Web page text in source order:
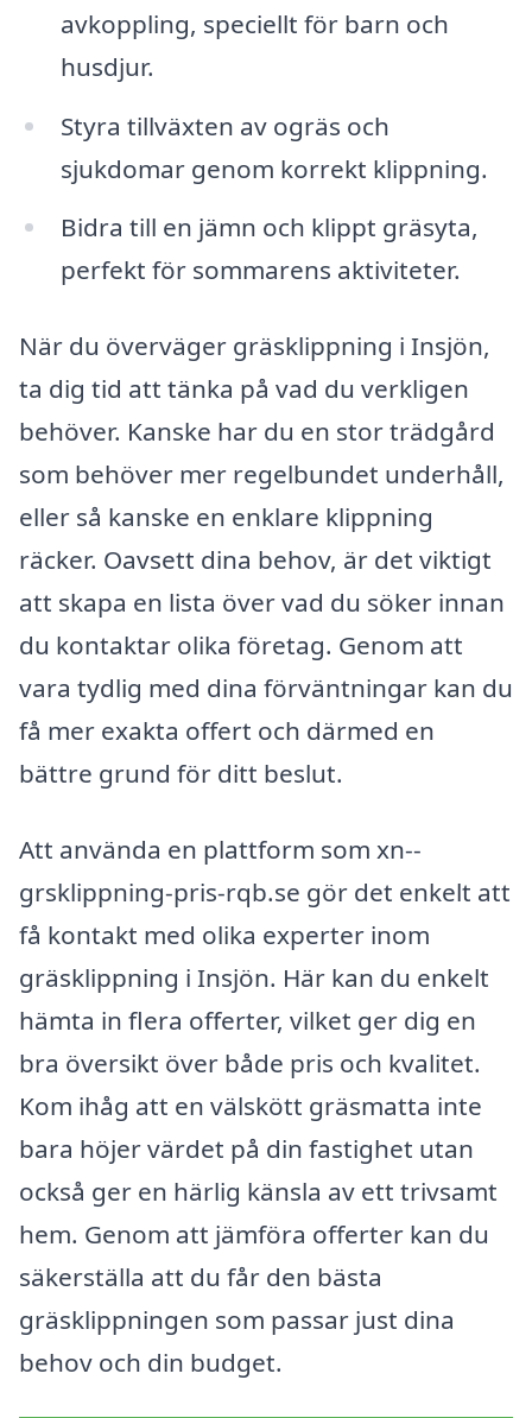
avkoppling, speciellt för barn och
husdjur.
Styra tillväxten av ogräs och
sjukdomar genom korrekt klippning.
Bidra till en jämn och klippt gräsyta,
perfekt för sommarens aktiviteter.
När du överväger gräsklippning i Insjön,
ta dig tid att tänka på vad du verkligen
behöver. Kanske har du en stor trädgård
som behöver mer regelbundet underhåll,
eller så kanske en enklare klippning
räcker. Oavsett dina behov, är det viktigt
att skapa en lista över vad du söker innan
du kontaktar olika företag. Genom att
vara tydlig med dina förväntningar kan du
få mer exakta offert och därmed en
bättre grund för ditt beslut.
Att använda en plattform som xn--
grsklippning-pris-rqb.se gör det enkelt att
få kontakt med olika experter inom
gräsklippning i Insjön. Här kan du enkelt
hämta in flera offerter, vilket ger dig en
bra översikt över både pris och kvalitet.
Kom ihåg att en välskött gräsmatta inte
bara höjer värdet på din fastighet utan
också ger en härlig känsla av ett trivsamt
hem. Genom att jämföra offerter kan du
säkerställa att du får den bästa
gräsklippningen som passar just dina
behov och din budget.